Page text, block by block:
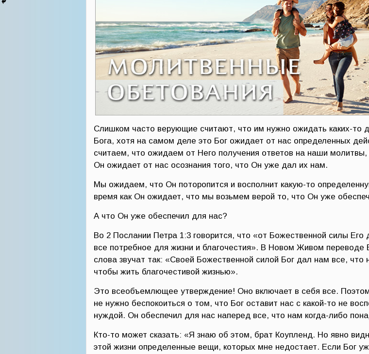
Слишком часто верующие считают, что им нужно ожидать каких-то
Бога, хотя на самом деле это Бог ожидает от нас определенных
считаем, что ожидаем от Него получения ответов на наши молитвы,
Он ожидает от нас осознания того, что Он уже дал их нам.
Мы ожидаем, что Он поторопится и восполнит какую-то
время как Он ожидает, что мы возьмем верой то, что Он уже
А что Он уже обеспечил для нас?
Во 2 Послании Петра 1:3 говорится, что «от Божественной силы Его
все потребное для жизни и благочестия». В Новом Живом переводе
слова звучат так: «Своей Божественной силой Бог дал нам все, что
чтобы жить благочестивой жизнью».
Это всеобъемлющее утверждение! Оно включает в себя все.
не нужно беспокоиться о том, что Бог оставит нас с какой-то не
нуждой. Он обеспечил для нас наперед все, что нам когда-либо
Кто-то может сказать: «Я знаю об этом, брат Коупленд. Но явно
этой жизни определенные вещи, которых мне недостает. Если Бог